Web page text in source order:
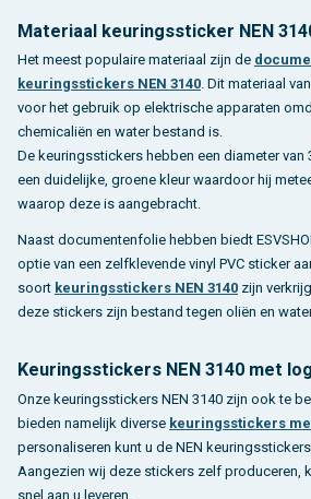
Materiaal keuringssticker NEN
Het meest populaire materiaal zijn de
keuringsstickers NEN 3140. Dit materiaal
voor het gebruik op elektrische apparaten
chemicaliën en water bestand is.
De keuringsstickers hebben een diameter van
een duidelijke, groene kleur waardoor hij
waarop deze is aangebracht.
Naast documentenfolie hebben biedt
optie van een zelfklevende vinyl PVC sticker
soort keuringsstickers NEN 3140 zijn
deze stickers zijn bestand tegen oliën en
Keuringsstickers NEN 3140 met
Onze keuringsstickers NEN 3140 zijn ook te
bieden namelijk diverse keuringsstickers
personaliseren kunt u de NEN
Aangezien wij deze stickers zelf produceren,
snel aan u leveren.